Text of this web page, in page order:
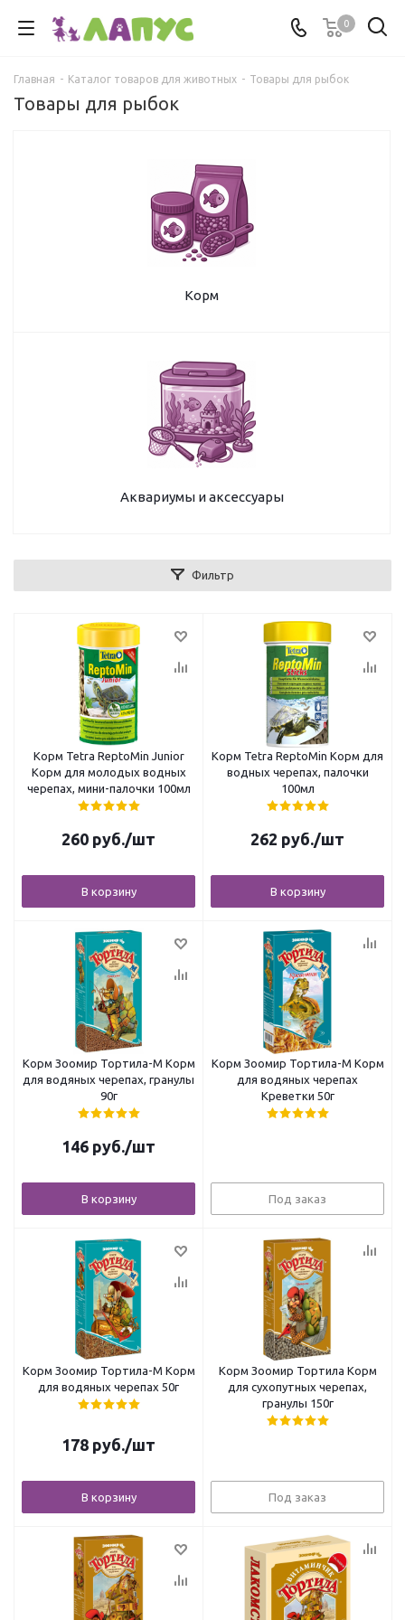
0
Главная - Каталог товаров для животных - Товары для рыбок
Товары для рыбок
Корм
Аквариумы и аксессуары
Фильтр
Корм Tetra ReptoMin Junior
Корм для молодых водных
черепах, мини-палочки 100мл
260 руб./шт
В корзину
Корм Tetra ReptoMin Корм для
водных черепах, палочки
100мл
262 руб./шт
В корзину
Корм Зоомир Тортила-М Корм
для водяных черепах, гранулы
90г
146 руб./шт
В корзину
Корм Зоомир Тортила-М Корм
для водяных черепах
Креветки 50г
Под заказ
Корм Зоомир Тортила-М Корм
для водяных черепах 50г
178 руб./шт
В корзину
Корм Зоомир Тортила Корм
для сухопутных черепах,
гранулы 150г
Под заказ